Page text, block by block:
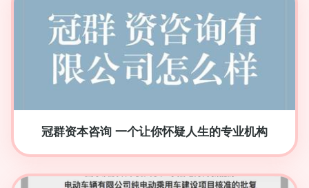
冠群资本咨询 一个让你怀疑人生的专业机构